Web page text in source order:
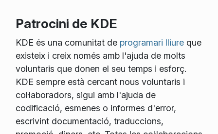
Patrocini de KDE
KDE és una comunitat de programari lliureque
existeix i creix només amb l'ajuda de molts
voluntaris que donen el seu temps i esforç.
KDE sempre està cercant nous voluntaris i
col·laboradors, sigui amb l'ajuda de
codificació, esmenes o informes d'error,
escrivint documentació, traduccions,